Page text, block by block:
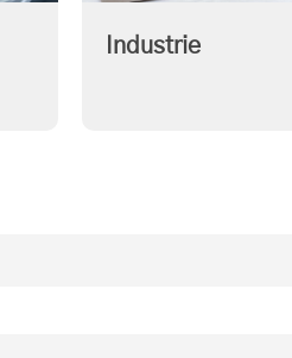
Industrie